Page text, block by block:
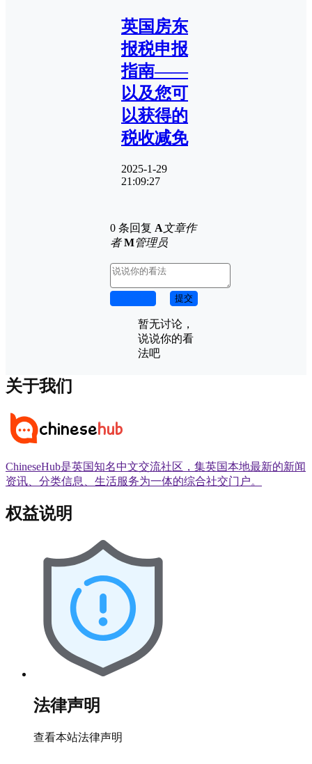
英国房东
报税申报
指南——
以及您可
以获得的
税收减免
2025-1-29
21:09:27
0 条回复 A文章作
者 M管理员
提交
暂无讨论，
说说你的看
法吧
关于我们
ChineseHub是英国知名中文交流社区，集英国本地最新的新闻
资讯、分类信息、生活服务为一体的综合社交门户。
权益说明
法律声明
查看本站法律声明